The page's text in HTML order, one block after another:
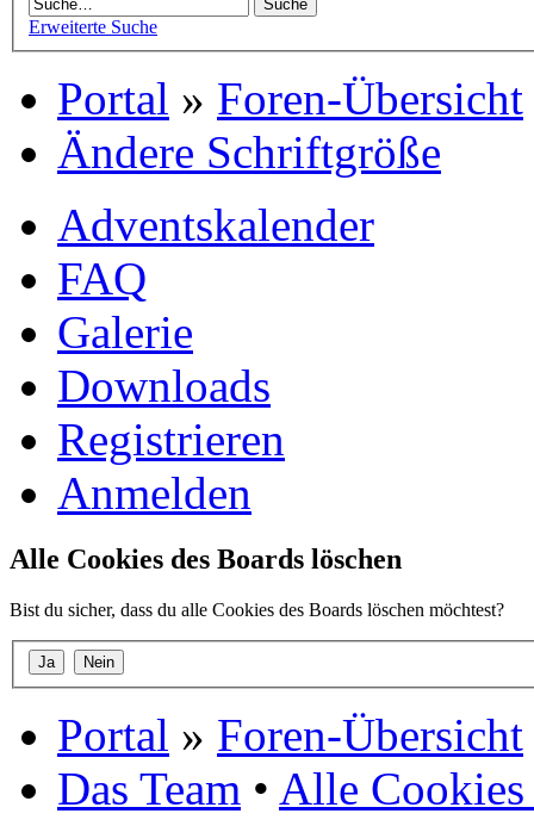
Erweiterte Suche
Portal » Foren-Übersicht
Ändere Schriftgröße
Adventskalender
FAQ
Galerie
Downloads
Registrieren
Anmelden
Alle Cookies des Boards löschen
Bist du sicher, dass du alle Cookies des Boards löschen möchtest?
Portal » Foren-Übersicht
Das Team • Alle Cookies